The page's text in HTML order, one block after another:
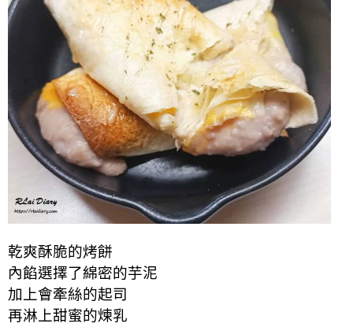
乾爽酥脆的烤餅
內餡選擇了綿密的芋泥
加上會牽絲的起司
再淋上甜蜜的煉乳